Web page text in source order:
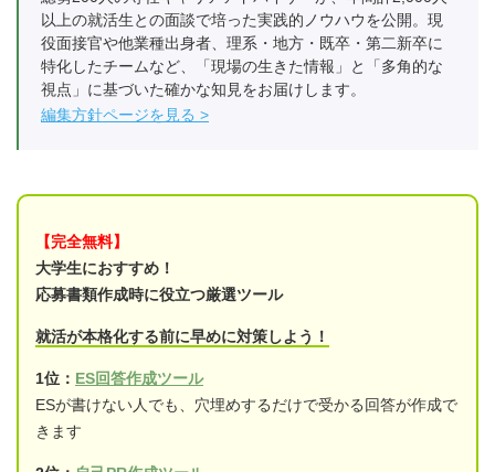
以上の就活生との面談で培った実践的ノウハウを公開。現
役面接官や他業種出身者、理系・地方・既卒・第二新卒に
特化したチームなど、「現場の生きた情報」と「多角的な
視点」に基づいた確かな知見をお届けします。
編集方針ページを見る
【完全無料】
大学生におすすめ！
応募書類作成時に役立つ厳選ツール
就活が本格化する前に早めに対策しよう！
1位： ES回答作成ツール
ESが書けない人でも、穴埋めするだけで受かる回答が作成で
きます